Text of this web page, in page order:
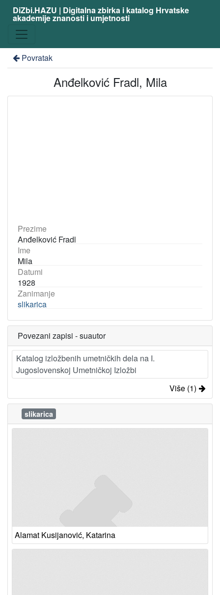
DiZbi.HAZU | Digitalna zbirka i katalog Hrvatske
akademije znanosti i umjetnosti
Povratak
Anđelković Fradl, Mila
Prezime
Anđelković Fradl
Ime
Mila
Datumi
1928
Zanimanje
slikarica
Povezani zapisi - suautor
Katalog izložbenih umetničkih dela na I.
Jugoslovenskoj Umetničkoj Izložbi
Više (1)
slikarica
Alamat Kusijanović, Katarina